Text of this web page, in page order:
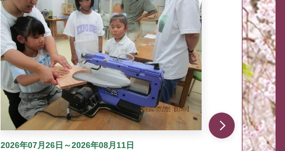
2026年07月26日～2026年08月11日